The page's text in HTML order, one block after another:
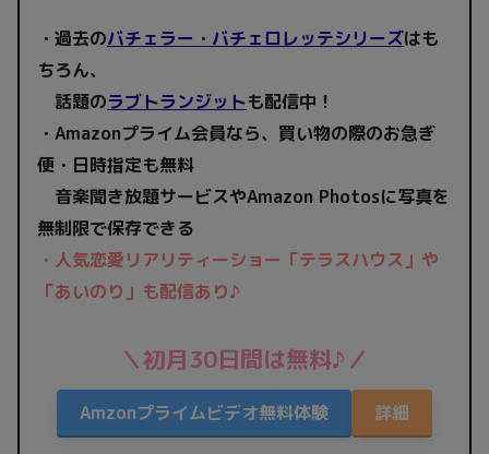
・過去のバチェラー・バチェロレッテシリーズはも
ちろん、
話題のラブトランジットも配信中！
・Amazonプライム会員なら、買い物の際のお急ぎ
便・日時指定も無料
音楽聞き放題サービスやAmazon Photosに写真を
無制限で保存できる
・ 人気恋愛リアリティーショー「テラスハウス」や
「あいのり」も配信あり♪
＼初月30日間は無料♪／
Amzonプライムビデオ無料体験 詳細